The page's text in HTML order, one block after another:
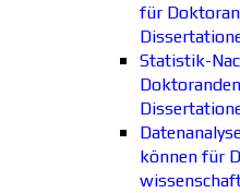
für
Statistik-
können für